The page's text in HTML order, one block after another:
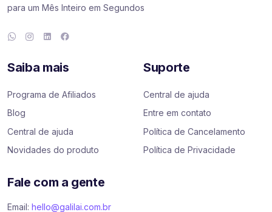
para um Mês Inteiro em Segundos
Saiba mais
Programa de Afiliados
Blog
Central de ajuda
Novidades do produto
Suporte
Central de ajuda
Entre em contato
Política de Cancelamento
Política de Privacidade
Fale com a gente
Email: hello@galilai.com.br